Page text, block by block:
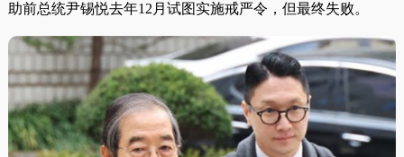
助前总统尹锡悦去年12月试图实施戒严令，但最终失败。